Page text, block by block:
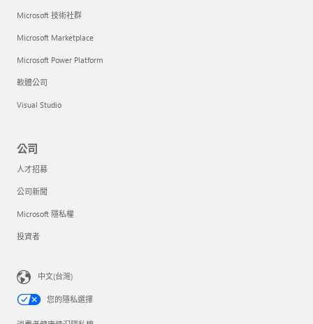
Microsoft 技術社群
Microsoft Marketplace
Microsoft Power Platform
軟體公司
Visual Studio
公司
人才招募
公司新聞
Microsoft 隱私權
投資者
中文(台灣)
您的隱私選擇